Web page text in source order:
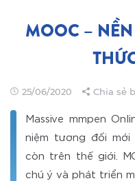
MOOC –
25/06/2020 Chia sẻ
Massive mmpen
niệm tương đối
còn trên thế giới.
chú ý và phát triển